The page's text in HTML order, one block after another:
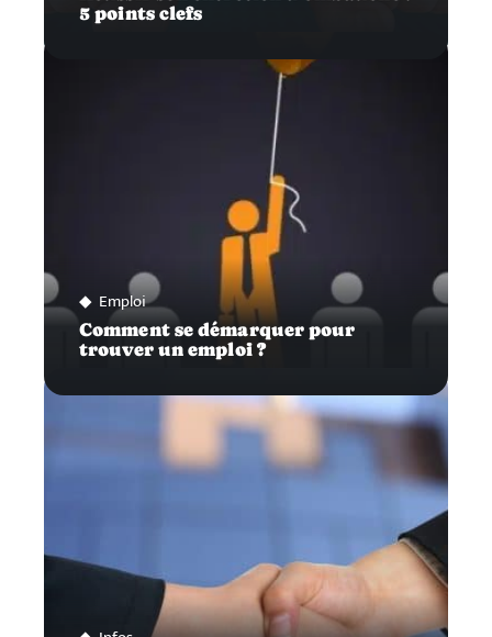
5 points clefs
Emploi
Comment se démarquer pour
trouver un emploi ?